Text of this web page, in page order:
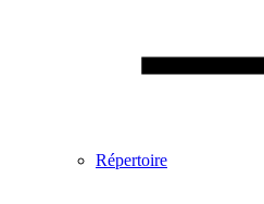
Répertoire